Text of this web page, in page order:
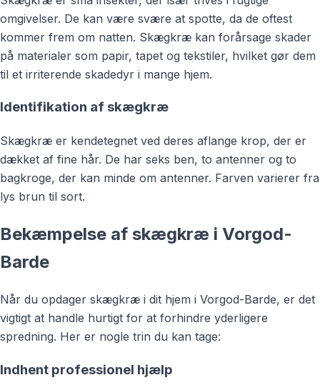
omgivelser. De kan være svære at spotte, da de oftest
kommer frem om natten. Skægkræ kan forårsage skader
på materialer som papir, tapet og tekstiler, hvilket gør dem
til et irriterende skadedyr i mange hjem.
Identifikation af skægkræ
Skægkræ er kendetegnet ved deres aflange krop, der er
dækket af fine hår. De har seks ben, to antenner og to
bagkroge, der kan minde om antenner. Farven varierer fra
lys brun til sort.
Bekæmpelse af skægkræ i Vorgod-
Barde
Når du opdager skægkræ i dit hjem i Vorgod-Barde, er det
vigtigt at handle hurtigt for at forhindre yderligere
spredning. Her er nogle trin du kan tage:
Indhent professionel hjælp